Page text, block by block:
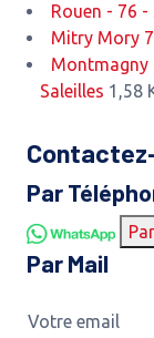
Rouen - 76
Mitry Mory
Montmagny
Saleilles1,58 Km
Par
Par Mail
Votre email